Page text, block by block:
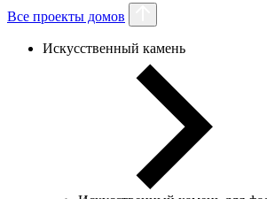
Все проекты домов
Искусственный камень